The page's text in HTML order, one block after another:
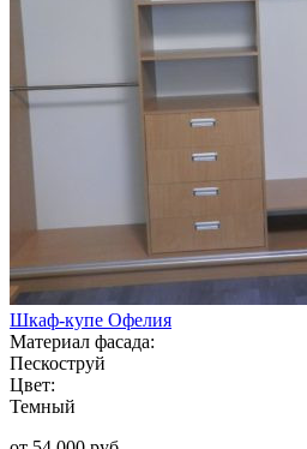
Шкаф-купе Офелия
Материал фасада:
Пескоструй
Цвет:
Темный